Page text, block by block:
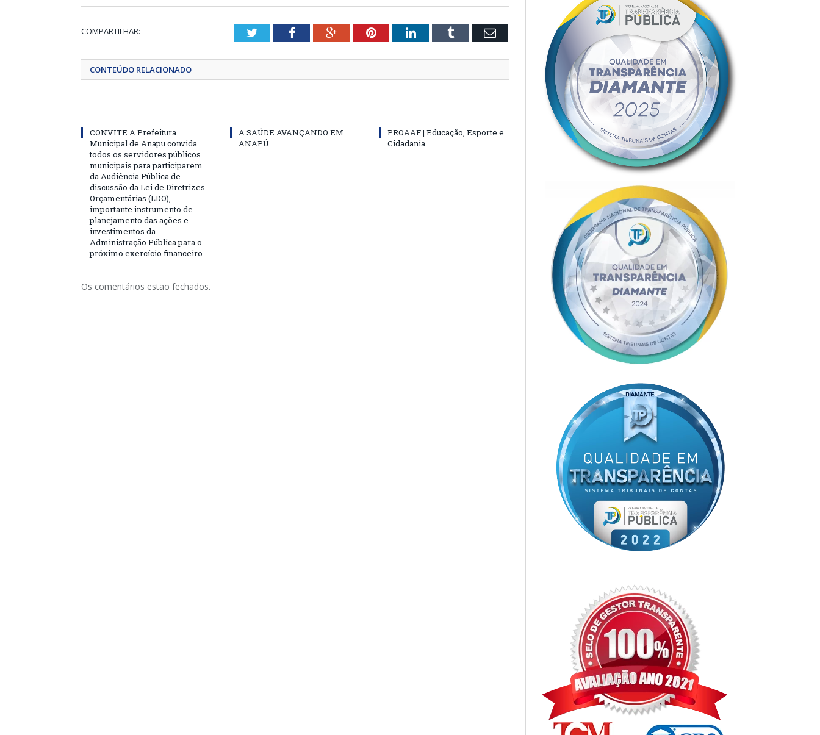
COMPARTILHAR: TwitterFacebookGoogle+PinterestLinkedInTumblr Email
CONTEÚDO RELACIONADO
CONVITE A Prefeitura
Municipal de Anapu convida
todos os servidores públicos
municipais para participarem
da Audiência Pública de
discussão da Lei de Diretrizes
Orçamentárias (LDO),
importante instrumento de
planejamento das ações e
investimentos da
Administração Pública para o
próximo exercício financeiro.
A SAÚDE AVANÇANDO EM
ANAPÚ.
PROAAF | Educação, Esporte e
Cidadania.
Os comentários estão fechados.